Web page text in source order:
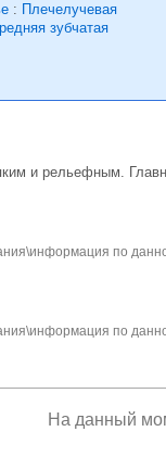
: Плечелучевая
зубчатая
и рельефным.
по
по
На данный